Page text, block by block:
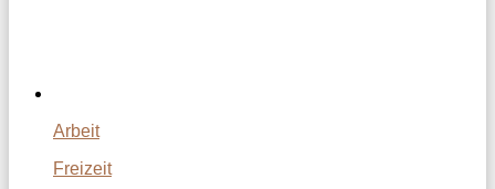
Arbeit
Freizeit